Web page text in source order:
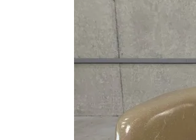
ダイニングチェア
ラウンジチェア
ワークチェア
ベンチ&スツール
シートパッド&クッション
パーツ&リペア
ENTRYWAY